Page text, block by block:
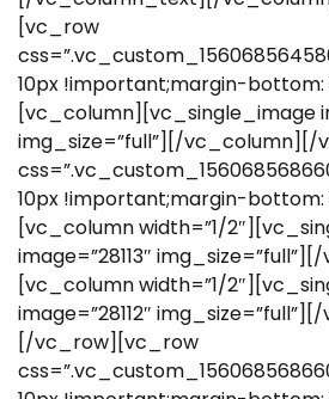
[vc_row
10px !important;margin-bottom:
[vc_column][vc_single_image
img_size=”full”][/
10px !important;margin-bottom:
[vc_column width=”1/
image=”28113″
[vc_column width=”1/
image=”28112″
[/vc_row][vc_row